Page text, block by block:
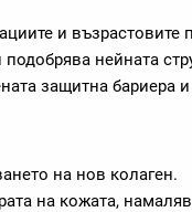
и възрастовите
нейната
защитна бариера
на нов колаген.
на кожата,